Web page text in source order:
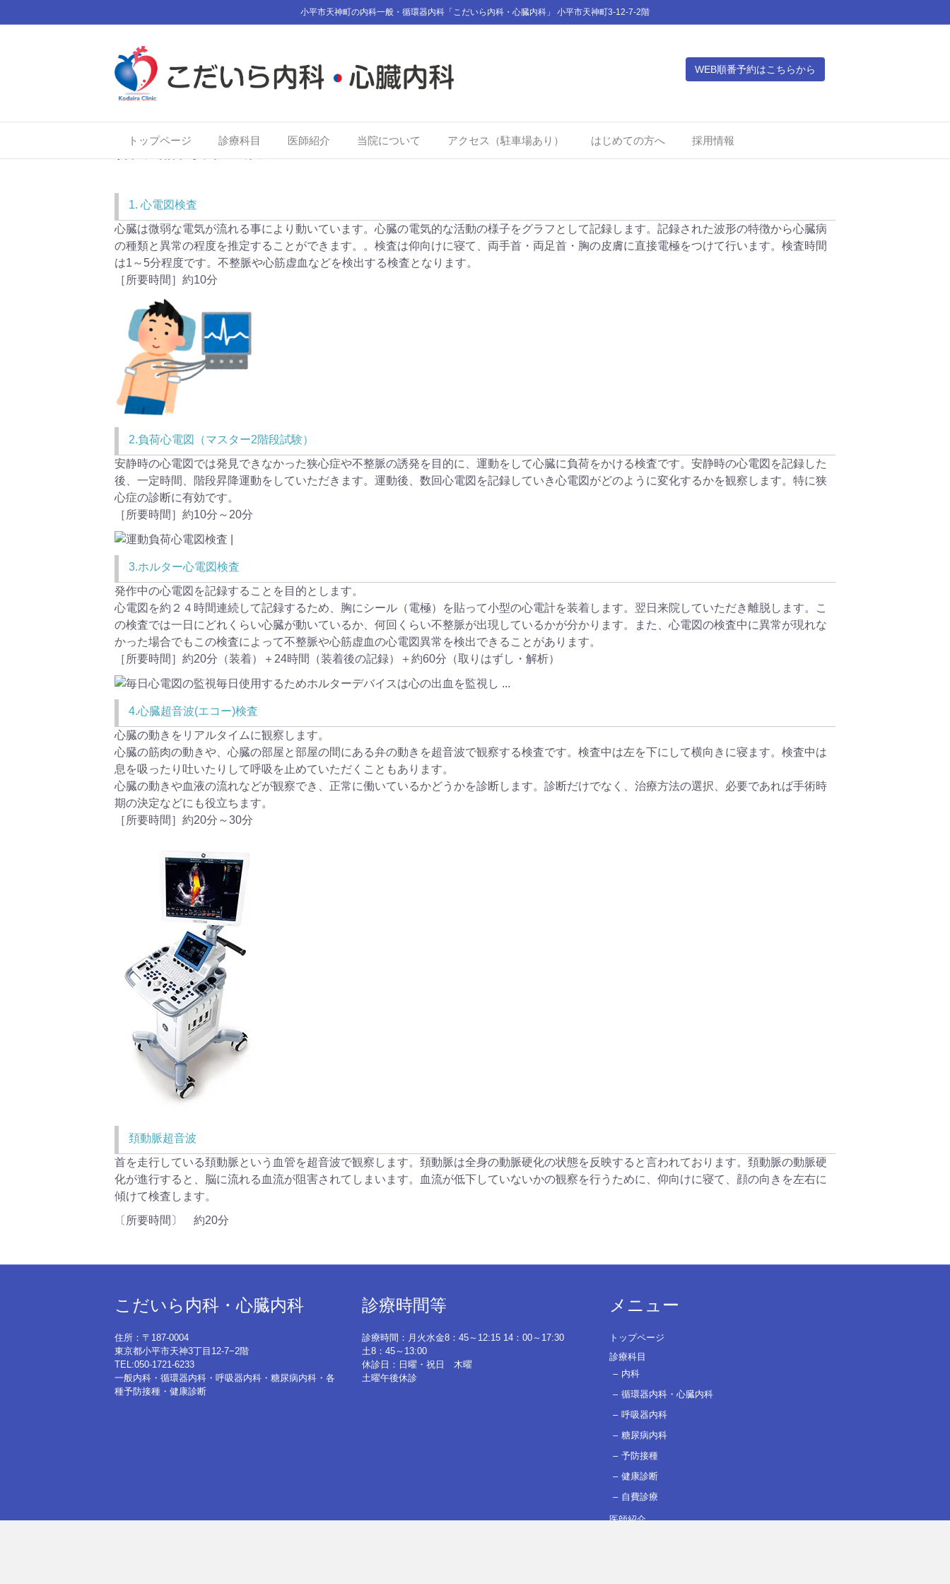
小平市天神町の内科一般・循環器内科「こだいら内科・心臓内科」 小平市天神町3-12-7-2階
WEB順番予約はこちらから
トップページ 診療科目 医師紹介 当院について アクセス（駐車場あり） はじめての方へ 採用情報
循環器内科 検査
1. 心電図検査
心臓は微弱な電気が流れる事により動いています。心臓の電気的な活動の様子をグラフとして記録します。記録された波形の特徴から心臓病
の種類と異常の程度を推定することができます。。検査は仰向けに寝て、両手首・両足首・胸の皮膚に直接電極をつけて行います。検査時間
は1～5分程度です。不整脈や心筋虚血などを検出する検査となります。
［所要時間］約10分
2.負荷心電図（マスター2階段試験）
安静時の心電図では発見できなかった狭心症や不整脈の誘発を目的に、運動をして心臓に負荷をかける検査です。安静時の心電図を記録した
後、一定時間、階段昇降運動をしていただきます。運動後、数回心電図を記録していき心電図がどのように変化するかを観察します。特に狭
心症の診断に有効です。
［所要時間］約10分～20分
3.ホルター心電図検査
発作中の心電図を記録することを目的とします。
心電図を約２４時間連続して記録するため、胸にシール（電極）を貼って小型の心電計を装着します。翌日来院していただき離脱します。こ
の検査では一日にどれくらい心臓が動いているか、何回くらい不整脈が出現しているかが分かります。また、心電図の検査中に異常が現れな
かった場合でもこの検査によって不整脈や心筋虚血の心電図異常を検出できることがあります。
［所要時間］約20分（装着）＋24時間（装着後の記録）＋約60分（取りはずし・解析）
4.心臓超音波(エコー)検査
心臓の動きをリアルタイムに観察します。
心臓の筋肉の動きや、心臓の部屋と部屋の間にある弁の動きを超音波で観察する検査です。検査中は左を下にして横向きに寝ます。検査中は
息を吸ったり吐いたりして呼吸を止めていただくこともあります。
心臓の動きや血液の流れなどが観察でき、正常に働いているかどうかを診断します。診断だけでなく、治療方法の選択、必要であれば手術時
期の決定などにも役立ちます。
［所要時間］約20分～30分
頚動脈超音波
首を走行している頚動脈という血管を超音波で観察します。頚動脈は全身の動脈硬化の状態を反映すると言われております。頚動脈の動脈硬
化が進行すると、脳に流れる血流が阻害されてしまいます。血流が低下していないかの観察を行うために、仰向けに寝て、顔の向きを左右に
傾けて検査します。
〔所要時間〕 約20分
こだいら内科・心臓内科
住所：〒187-0004
東京都小平市天神3丁目12-7−2階
TEL:050-1721-6233
一般内科・循環器内科・呼吸器内科・糖尿病内科・各
種予防接種・健康診断
診療時間等
診療時間：月火水金8：45～12:15 14：00～17:30
土8：45～13:00
休診日：日曜・祝日 木曜
土曜午後休診
メニュー
トップページ
診療科目
内科
循環器内科・心臓内科
呼吸器内科
糖尿病内科
予防接種
健康診断
自費診療
医師紹介